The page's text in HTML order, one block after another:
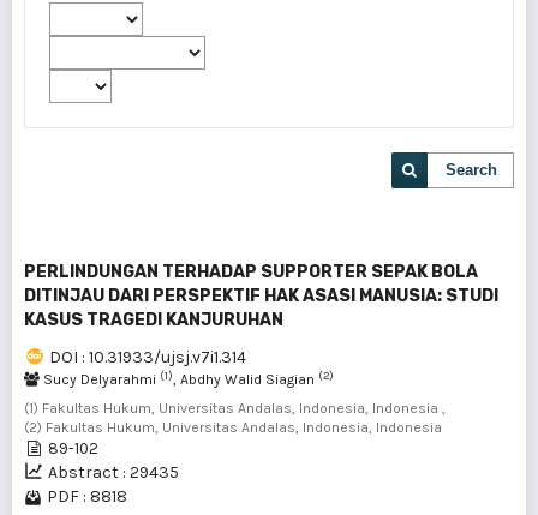
Search
PERLINDUNGAN TERHADAP SUPPORTER SEPAK BOLA
DITINJAU DARI PERSPEKTIF HAK ASASI MANUSIA: STUDI
KASUS TRAGEDI KANJURUHAN
DOI : 10.31933/ujsj.v7i1.314
Sucy Delyarahmi (1), Abdhy Walid Siagian (2)
(1) Fakultas Hukum, Universitas Andalas, Indonesia, Indonesia ,
(2) Fakultas Hukum, Universitas Andalas, Indonesia, Indonesia
89-102
Abstract : 29435
PDF : 8818